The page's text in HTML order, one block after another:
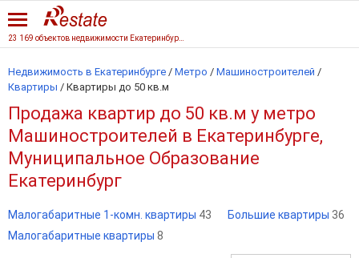
Недвижимость в Екатеринбурге / Метро / Машиностроителей /
Квартиры / Квартиры до 50 кв.м
Продажа квартир до 50 кв.м у метро
Машиностроителей в Екатеринбурге,
Муниципальное Образование
Екатеринбург
Малогабаритные 1-комн. квартиры 43 Большие квартиры 36
Малогабаритные квартиры 8